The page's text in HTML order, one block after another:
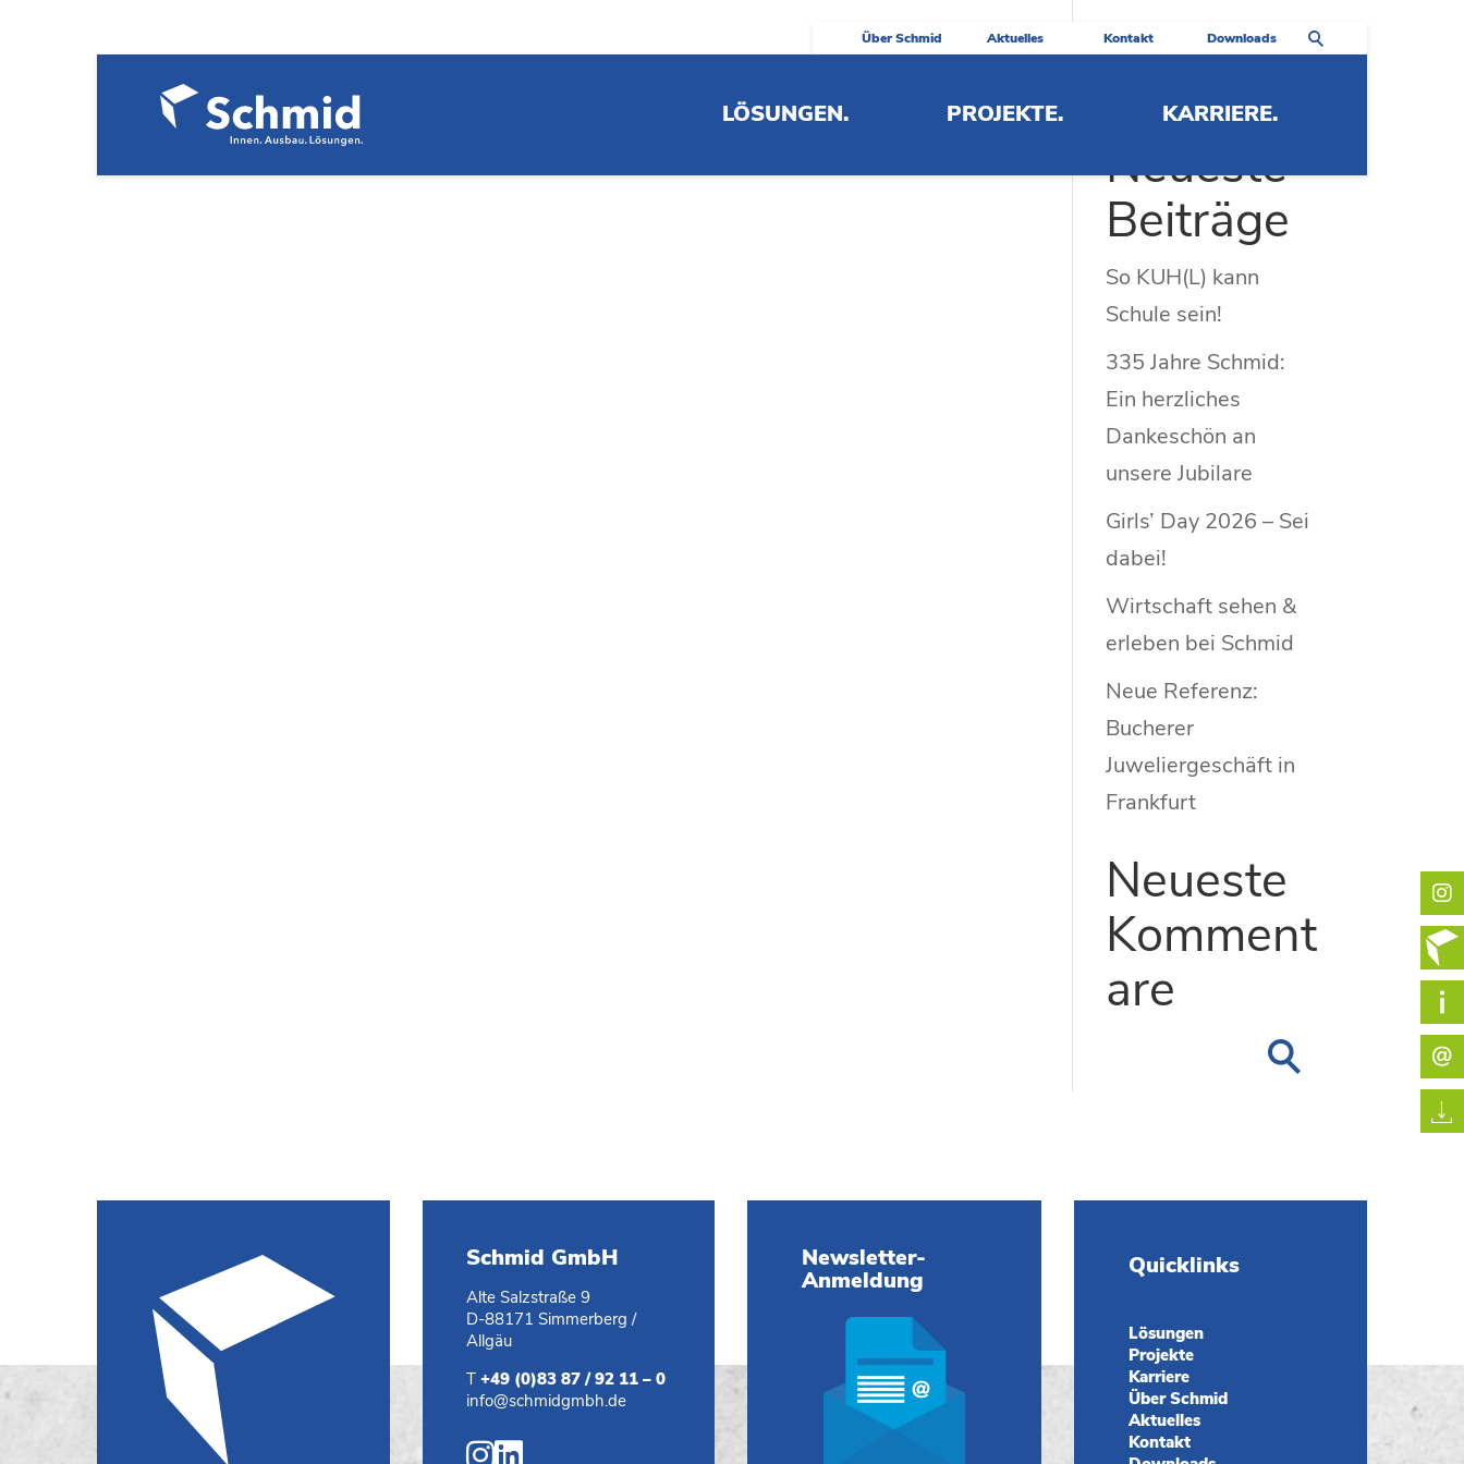
Über Schmid Aktuelles Kontakt Downloads
LÖSUNGEN. PROJEKTE. KARRIERE.
Referenzdatenblatt LÄKH
Neueste
Beiträge
So KUH(L) kann
Schule sein!
335 Jahre Schmid:
Ein herzliches
Dankeschön an
unsere Jubilare
Girls’ Day 2026 – Sei
dabei!
Wirtschaft sehen &
erleben bei Schmid
Neue Referenz:
Bucherer
Juweliergeschäft in
Frankfurt
Neueste
Komment
are
Schmid GmbH
Alte Salzstraße 9
D-88171 Simmerberg /
Allgäu
T+49 (0)83 87 / 92 11 – 0
info@schmidgmbh.de
Newsletter-
Anmeldung
Quicklinks
Lösungen
Projekte
Karriere
Über Schmid
Aktuelles
Kontakt